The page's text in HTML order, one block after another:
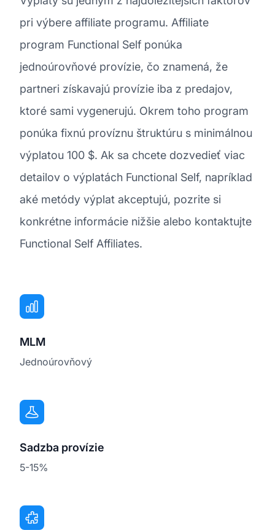
pri výbere affiliate programu. Affiliate
program Functional Self ponúka
jednoúrovňové provízie, čo znamená, že
partneri získavajú provízie iba z predajov,
ktoré sami vygenerujú. Okrem toho program
ponúka fixnú províznu štruktúru s minimálnou
výplatou 100 $. Ak sa chcete dozvedieť viac
detailov o výplatách Functional Self, napríklad
aké metódy výplat akceptujú, pozrite si
konkrétne informácie nižšie alebo kontaktujte
Functional Self Affiliates.
MLM
Jednoúrovňový
Sadzba provízie
5-15%